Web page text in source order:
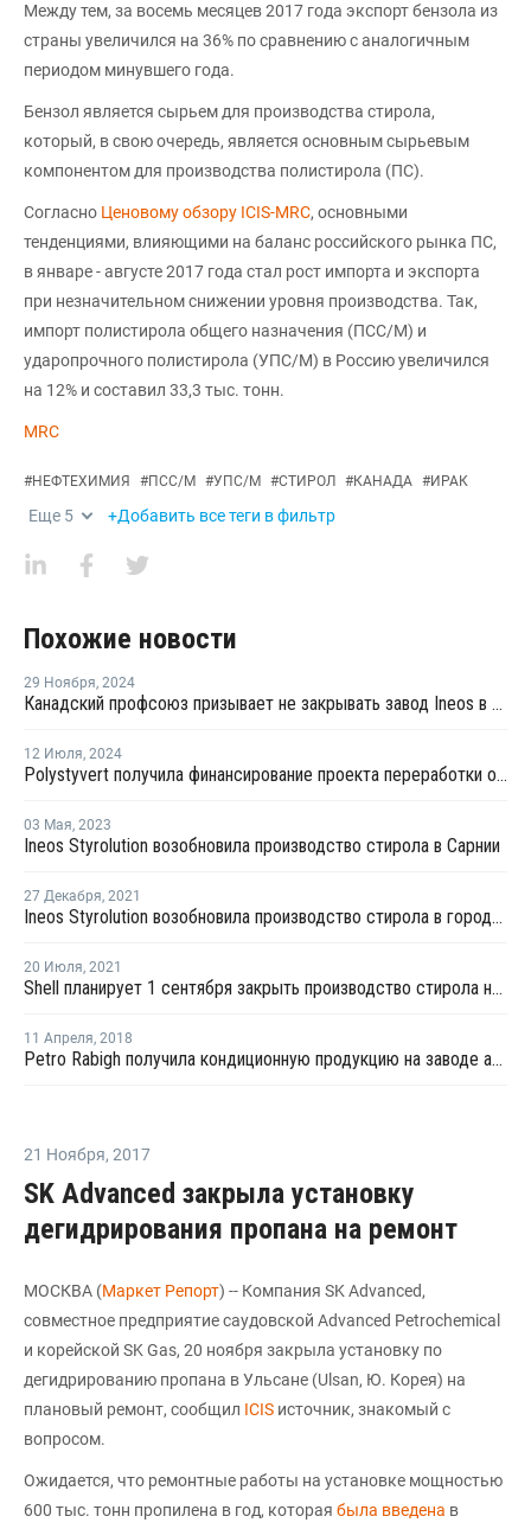
Между тем, за восемь месяцев 2017 года экспорт бензола из
страны увеличился на 36% по сравнению с аналогичным
периодом минувшего года.
Бензол является сырьем для производства стирола,
который, в свою очередь, является основным сырьевым
компонентом для производства полистирола (ПС).
Согласно Ценовому обзору ICIS-MRC, основными
тенденциями, влияющими на баланс российского рынка ПС,
в январе - августе 2017 года стал рост импорта и экспорта
при незначительном снижении уровня производства. Так,
импорт полистирола общего назначения (ПСС/М) и
ударопрочного полистирола (УПС/М) в Россию увеличился
на 12% и составил 33,3 тыс. тонн.
MRC
#НЕФТЕХИМИЯ #ПСС/М #УПС/М #СТИРОЛ #КАНАДА #ИРАК
Еще 5 +Добавить все теги в фильтр
Похожие новости
29 Ноября, 2024
Канадский профсоюз призывает не закрывать завод Ineos в Сарнии
12 Июля, 2024
Polystyvert получила финансирование проекта переработки отходов из ПС
03 Мая, 2023
Ineos Styrolution возобновила производство стирола в Сарнии
27 Декабря, 2021
Ineos Styrolution возобновила производство стирола в городе Сарния
20 Июля, 2021
Shell планирует 1 сентября закрыть производство стирола на плановый ремонт в Канаде
11 Апреля, 2018
Petro Rabigh получила кондиционную продукцию на заводе ароматических веществ в Рабихе
21 Ноября, 2017
SK Advanced закрыла установку
дегидрирования пропана на ремонт
МОСКВА (Маркет Репорт) -- Компания SK Advanced,
совместное предприятие саудовской Advanced Petrochemical
и корейской SK Gas, 20 ноября закрыла установку по
дегидрированию пропана в Ульсане (Ulsan, Ю. Корея) на
плановый ремонт, сообщил ICIS источник, знакомый с
вопросом.
Ожидается, что ремонтные работы на установке мощностью
600 тыс. тонн пропилена в год, которая была введена в